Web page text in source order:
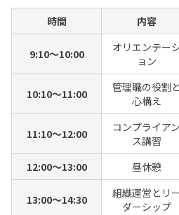
時間 内容
9:10～10:00
オリエンテー
ョン
10:10～11:00
管理職の役割と
心構え
11:10～12:00
コンプライアン
ス講習
12:00～13:00 昼休憩
13:00～14:30
組織運営とリ
ダーシップ